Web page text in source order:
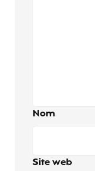
Nom
Site web